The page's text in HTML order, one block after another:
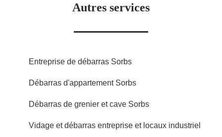
Autres services
Entreprise de débarras Sorbs
Débarras d'appartement Sorbs
Débarras de grenier et cave Sorbs
Vidage et débarras entreprise et locaux industriel